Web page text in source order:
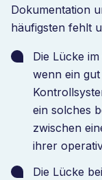
Dokumentation
häufigsten fehlt
Die Lücke
wenn ein
ein solches
zwischen
ihrer
Die Lücke